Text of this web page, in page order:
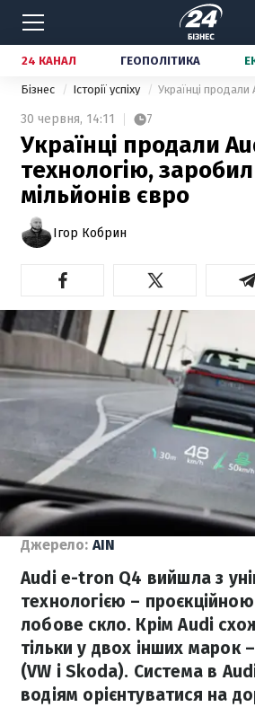
24 КАНАЛ ГЕОПОЛІТИКА
Бізнес Історії успіху
30 червня, 14:11 7
Українці продали
технологію,
мільйонів євро
Ігор Кобрин
Джерело: AIN
Audi e-tron Q4 вийшла з
технологією –
лобове скло. Крім Audi
тільки у двох інших марок
(VW і Skoda). Система в
водіям орієнтуватися на